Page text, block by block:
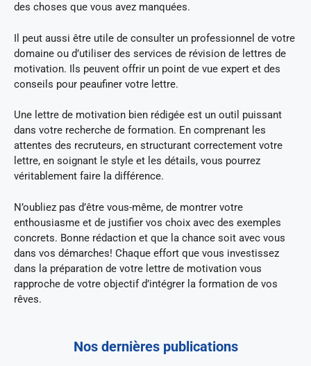
des choses que vous avez manquées.
Il peut aussi être utile de consulter un professionnel de votre
domaine ou d’utiliser des services de révision de lettres de
motivation. Ils peuvent offrir un point de vue expert et des
conseils pour peaufiner votre lettre.
Une lettre de motivation bien rédigée est un outil puissant
dans votre recherche de formation. En comprenant les
attentes des recruteurs, en structurant correctement votre
lettre, en soignant le style et les détails, vous pourrez
véritablement faire la différence.
N’oubliez pas d’être vous-même, de montrer votre
enthousiasme et de justifier vos choix avec des exemples
concrets. Bonne rédaction et que la chance soit avec vous
dans vos démarches! Chaque effort que vous investissez
dans la préparation de votre lettre de motivation vous
rapproche de votre objectif d’intégrer la formation de vos
rêves.
Nos dernières publications